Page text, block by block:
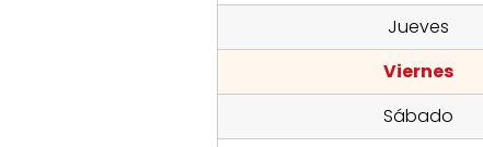
Jueves
Viernes
Sábado